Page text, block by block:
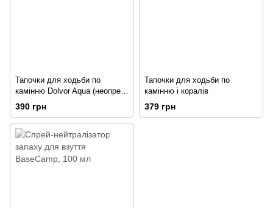
Тапочки для ходьби по
камінню Dolvor Aqua (неопрен)
р 38
390 грн
Тапочки для ходьби по
камінню і коралів
379 грн